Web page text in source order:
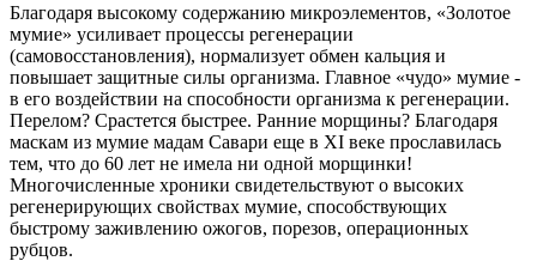
Благодаря высокому содержанию микроэлементов, «Золотое
мумие» усиливает процессы регенерации
(самовосстановления), нормализует обмен кальция и
повышает защитные силы организма. Главное «чудо» мумие -
в его воздействии на способности организма к регенерации.
Перелом? Срастется быстрее. Ранние морщины? Благодаря
маскам из мумие мадам Савари еще в XI веке прославилась
тем, что до 60 лет не имела ни одной морщинки!
Многочисленные хроники свидетельствуют о высоких
регенерирующих свойствах мумие, способствующих
быстрому заживлению ожогов, порезов, операционных
рубцов.